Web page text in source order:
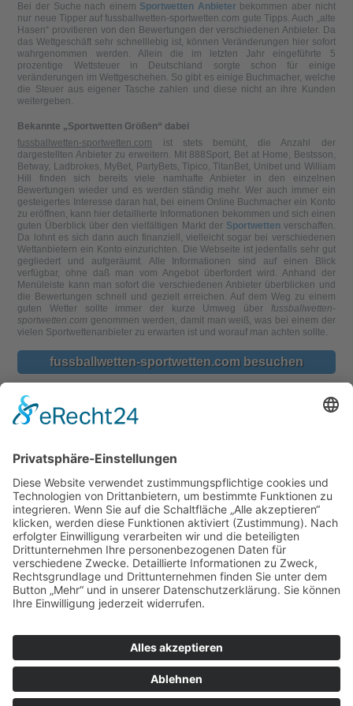
Bei der Suche nach einem Sportwetten Anbieter bekommen aber nicht
nur neue Tipper auf fussballwetten-sportwetten.com gute Tipps. Auch „alte
Hasen“ provitieren von den Bewertungen der verschiedenen Anbieter. Da
das Wettgeschäft sehr schnelllebig ist, können Veränderungen hier sofort
wahrgenommen werden. Allein die im letzten Jahr eingeführte 5
prozentige Wettsteuer in Deutschland sorgte schon für einige
veränderungen im Wettgeschehen. So gibt es einige Buchmacher, welche
die Steuer aus eigener Tasche zahlen und diese nicht an ihre Kunden
weitergeben.
Bekannte „Sportwetten Größen“ dabei
fussballwetten-sportwetten.com ist stets bemüht, die Anzahl der
dargestellten Anbieter zu erweitern. Mit 888Sport, Bet at Home, Bestsson,
Betway, Ladbrokes, MyBet, PartyBets, Tipico, TitanBet, Unibet und William
Hill finden sich bereits viele namhafte Anbieter in den einzelnen
Bewertungen wieder und es werden ständig mehr. Wer auch immer ein
gesteigertes Interesse daran hat, bei einem Online Buchmacher ein Konto
zu eröffnen, kann hier detaillierte Informationen bekommen und sich einen
guten Überblick über den vielfältigen Markt der Sportwettenverschaffen.
Da lohnt es sich dann auch finanziell, vielleicht sogar bei verschiedenen
Wettanbietern ein Konto einzurichten. Die Webseite ist jedenfalls sehr gut
gegliedert und aufgeräumt. Alle Informationen sind auf einen Blick
verfügbar, ohne daß man vom Angebot überfordert wird. Anhand der
Menüleiste kann man sofort die verschiedenen Anbieter überblicken und
die Bewertungen schnell und gezielt erreichen. Auf dem Weg zu einem
guten Wetter sollte immer der kurze Umweg über
fussballwetten-
sportwetten.com genommen werden, damit man weiß, was bei einem der
vielen Sportwettenanbieter zu erwarten ist und worauf man achten sollte.
fussballwetten-sportwetten.com besuchen
bet-at-home.com
BingBong.de
fussballspiele-sportwetten.com
fussballwetten-sportwetten.com
fussballwetten.tv
Loewen-Play.de
Mybet.de
Wettprinzen.de
Diese Website verwendet Cookies. Wenn Sie weiter auf dieser Seite navigieren,